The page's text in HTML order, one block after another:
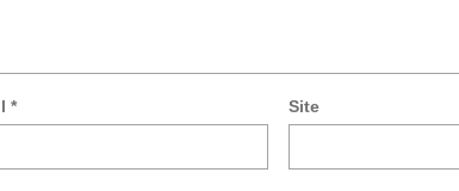
*
Site